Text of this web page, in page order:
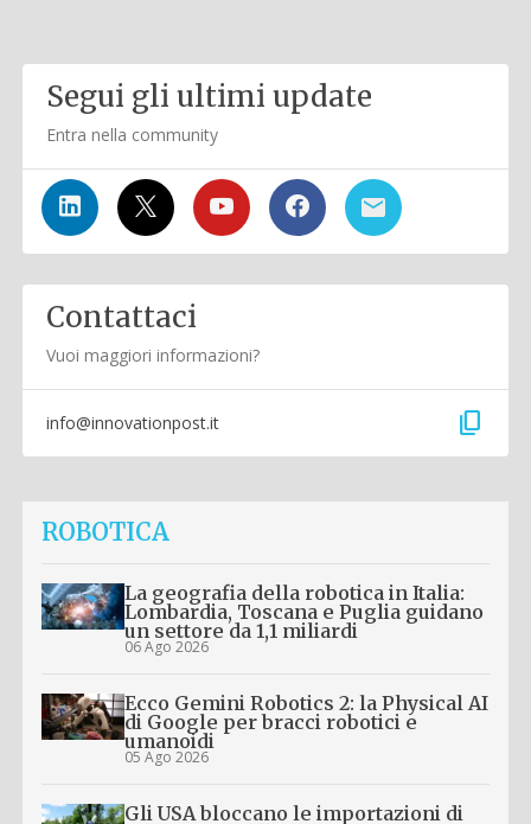
Segui gli ultimi update
Entra nella community
Contattaci
Vuoi maggiori informazioni?
info@innovationpost.it content_copy
ROBOTICA
La geografia della robotica in Italia:
Lombardia, Toscana e Puglia guidano
un settore da 1,1 miliardi
06 Ago 2026
Ecco Gemini Robotics 2: la Physical AI
di Google per bracci robotici e
umanoidi
05 Ago 2026
Gli USA bloccano le importazioni di